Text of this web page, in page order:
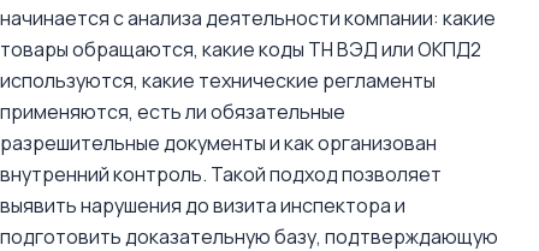
начинается с анализа деятельности компании: какие
товары обращаются, какие коды ТН ВЭД или ОКПД2
используются, какие технические регламенты
применяются, есть ли обязательные
разрешительные документы и как организован
внутренний контроль. Такой подход позволяет
выявить нарушения до визита инспектора и
подготовить доказательную базу, подтверждающую